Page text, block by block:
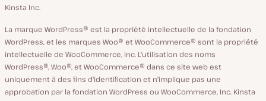
Kinsta Inc.
La marque WordPress® est la propriété intellectuelle de la fondation
WordPress, et les marques Woo® et WooCommerce® sont la propriété
intellectuelle de WooCommerce, Inc. L'utilisation des noms
WordPress®, Woo®, et WooCommerce® dans ce site web est
uniquement à des fins d'identification et n'implique pas une
approbation par la fondation WordPress ou WooCommerce, Inc. Kinsta